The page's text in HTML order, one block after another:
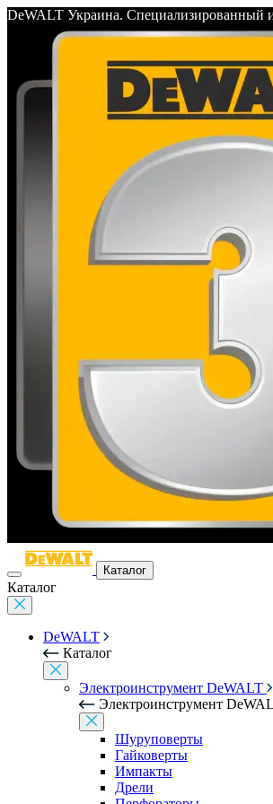
DeWALT Украина. Специализированный
Каталог
Каталог
DeWALT
Каталог
Электроинструмент DeWALT
Электроинструмент
Шуруповерты
Гайковерты
Импакты
Дрели